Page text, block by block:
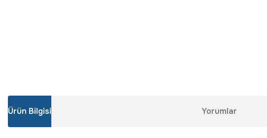
Ürün Bilgisi Yorumlar